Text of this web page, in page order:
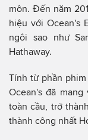
môn. Đến năm
hiệu với Ocean's
ngôi sao như
Hathaway.
Tính từ phần
Ocean's đã
toàn cầu, trở
thành công nhất